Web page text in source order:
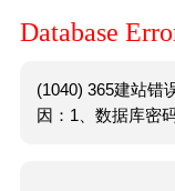
Database
(1040) 365建站错
因：1、数据库密